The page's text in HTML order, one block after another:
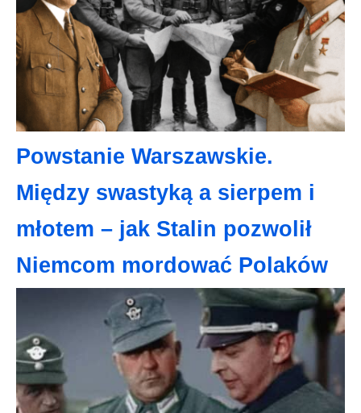
Powstanie Warszawskie.
Między swastyką a sierpem i
młotem – jak Stalin pozwolił
Niemcom mordować Polaków